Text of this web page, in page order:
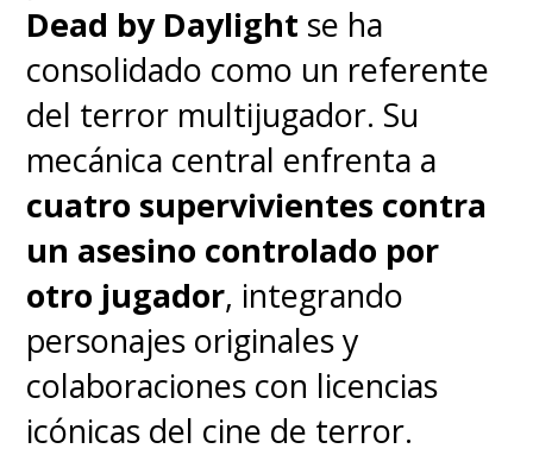
Dead by Daylight se ha
consolidado como un referente
del terror multijugador. Su
mecánica central enfrenta a
cuatro supervivientes contra
un asesino controlado por
otro jugador, integrando
personajes originales y
colaboraciones con licencias
icónicas del cine de terror.